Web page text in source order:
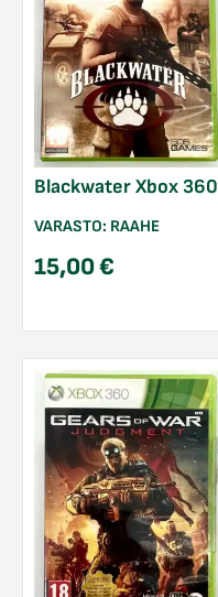
Blackwater Xbox 360
VARASTO: RAAHE
15,00€